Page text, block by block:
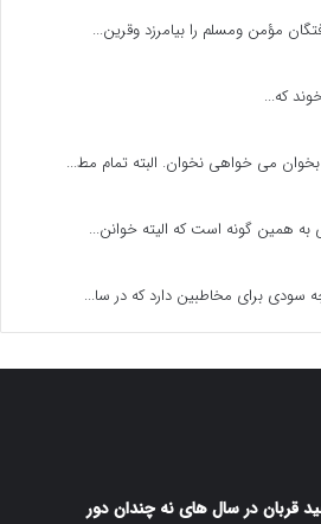
نیست؛ داستان انسانی‌ست که از
می‌کند، نه عصیان.
بلکه قربانی یک فرآیند است.
باید مفید، سازگار، فهم‌پذیر و قابل
تو را نمی‌فهمند. و اگر
مؤمن ومسلم را بیامرزد وقرین...
که...
می خواهی نخوان. البته تمام مط...
به همین گونه است که الیته خوانن...
برای مخاطبین دارد که در سا...
قربان در سال های نه چندان دور